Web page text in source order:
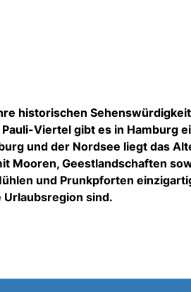
historischen
Viertel gibt es in Hamburg
und der Nordsee liegt das
Mooren, Geestlandschaften
und Prunkpforten
sind.